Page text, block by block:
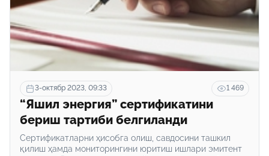
3-октябр 2023, 09:33 1 469
“Яшил энергия” сертификатини
бериш тартиби белгиланди
Сертификатларни ҳисобга олиш, савдосини ташкил
қилиш ҳамда мониторингини юритиш ишлари эмитент